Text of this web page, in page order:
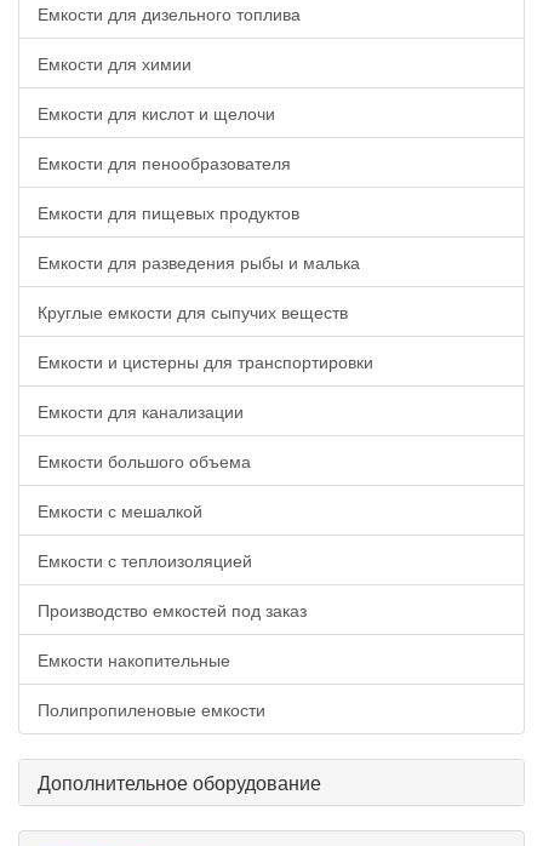
Емкости для дизельного топлива
Емкости для химии
Емкости для кислот и щелочи
Емкости для пенообразователя
Емкости для пищевых продуктов
Емкости для разведения рыбы и малька
Круглые емкости для сыпучих веществ
Емкости и цистерны для транспортировки
Емкости для канализации
Емкости большого объема
Емкости с мешалкой
Емкости с теплоизоляцией
Производство емкостей под заказ
Емкости накопительные
Полипропиленовые емкости
Дополнительное оборудование